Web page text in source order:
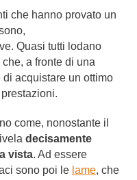
che hanno provato un
Quasi tutti lodano
che, a fronte di una
acquistare un ottimo
come, nonostante il
decisamente
vista. Ad essere
sono poi le lame, che